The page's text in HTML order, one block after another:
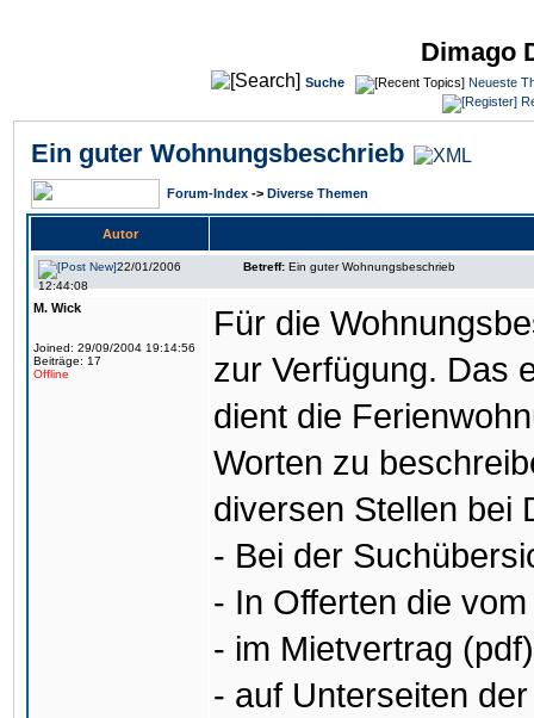
Dimago
Suche
Neueste
Ein guter Wohnungsbeschrieb
Forum-Index -> Diverse Themen
Autor
22/01/2006
12:44:08
Betreff: Ein guter Wohnungsbeschrieb
M. Wick
Joined: 29/09/2004 19:14:56
Beiträge: 17
Offline
Für die
zur Verfügung. Das
dient die
Worten zu
diversen Stellen bei
- Bei der
- In Offerten die
- im Mietvertrag (pdf)
- auf Unterseiten